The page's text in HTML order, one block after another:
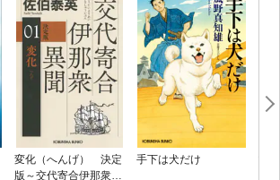
変化（へんげ） 決定
版～交代寄合伊那衆異
手下は犬だけ